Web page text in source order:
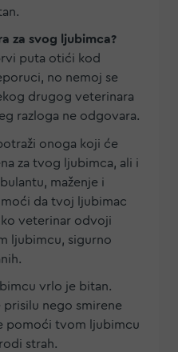
za svog ljubimca?
puta otići kod
no nemoj se
drugog veterinara
razloga ne odgovara.
onoga koji će
za tvog ljubimca, ali i
maženje i
da tvoj ljubimac
veterinar odvoji
ljubimcu, sigurno
vrlo je bitan.
prisilu nego smirene
pomoći tvom ljubimcu
strah.